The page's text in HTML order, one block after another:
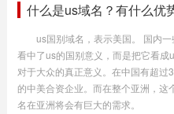
什么是us域名？有什么优
us国别域名，表示美国。 国内
看中了us的国别意义，而是把它看成
对于大众的真正意义。在中国有超
的中美合资企业。而在整个亚洲，
名在亚洲将会有巨大的需求。